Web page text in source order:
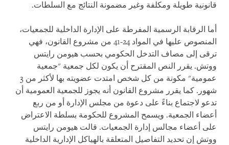
قانونية طويلة ومكلفة وغير مضمونة النتائج مع السلطات.
أما الرقابة الرسمية المفرطة على الإدارة الداخلية للجمعيات،
المنصوص عليها في المواد 24-41 من مشروع القانون، فهي
ترقى إلى مصاف التدخل الحكومي بحسب هيومن رايتس
ووتش. يقرر النص المقترح أن يكون لكل جمعية "جمعية
عمومية" مكونة من كل شخص امتدت عضويته بها لأكثر من 3
شهور. كما يقرر مشروع القانون أنه يجوز للجمعية العمومية أن
تدعو لاجتماع بناءً على دعوة من مجلس الإدارة أو من ربع
أعضاء الجمعية. ويسمح المشروع للحكومة بسلطة الاعتراض
على أعضاء مجالس إدارة الجمعيات. قالت هيومن رايتس
ووتش إن تحديد التفاصيل المتعلقة بالهياكل الإدارية الداخلية